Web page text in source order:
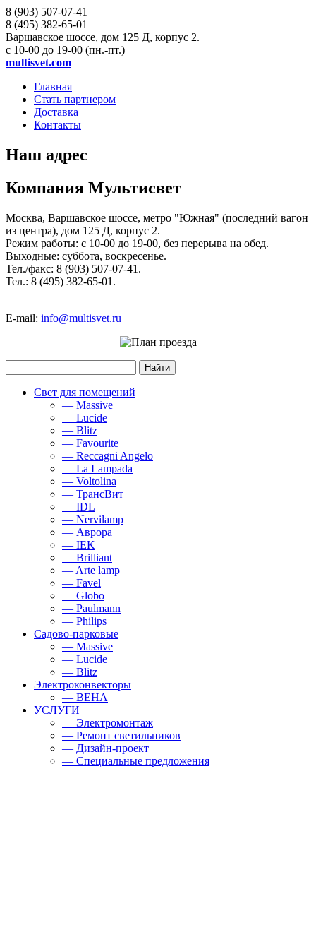
8 (903) 507-07-41
8 (495) 382-65-01
Варшавское шоссе, дом 125 Д, корпус 2.
с 10-00 до 19-00 (пн.-пт.)
multisvet.com
Главная
Стать партнером
Доставка
Контакты
Наш адрес
Компания Мультисвет
Москва, Варшавское шоссе, метро "Южная" (последний вагон
из центра), дом 125 Д, корпус 2.
Режим работы: с 10-00 до 19-00, без перерыва на обед.
Выходные: суббота, воскресенье.
Тел./факс: 8 (903) 507-07-41 .
Тел.: 8 (495) 382-65-01 .
E-mail: info@multisvet.ru
Свет для помещений
— Massive
— Lucide
— Blitz
— Favourite
— Reccagni Angelo
— La Lampada
— Voltolina
— ТрансВит
— IDL
— Nervilamp
— Аврора
— IEK
— Brilliant
— Arte lamp
— Favel
— Globo
— Paulmann
— Philips
Садово-парковые
— Massive
— Lucide
— Blitz
Электроконвекторы
— BEHA
УСЛУГИ
— Электромонтаж
— Ремонт светильников
— Дизайн-проект
— Специальные предложения